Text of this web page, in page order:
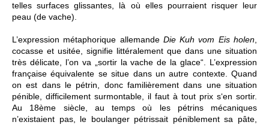
telles surfaces glissantes, là où elles pourraient risquer leur
peau (de vache).
L’expression métaphorique allemande Die Kuh vom Eis holen
cocasse et usitée, signifie littéralement que dans une situation
très délicate, l’on va „sortir la vache de la glace“. L’expression
française équivalente se situe dans un autre contexte. Quand
on est dans le pétrin, donc familièrement dans une situation
pénible, difficilement surmontable, il faut à tout prix s‘en sortir.
Au 18ème siècle, au temps où les pétrins mécaniques
n’existaient pas, le boulanger pétrissait péniblement sa pâte,